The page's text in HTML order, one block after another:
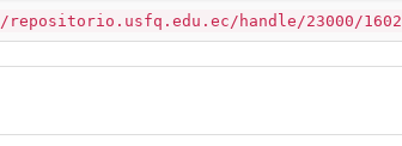
handle/23000/1602